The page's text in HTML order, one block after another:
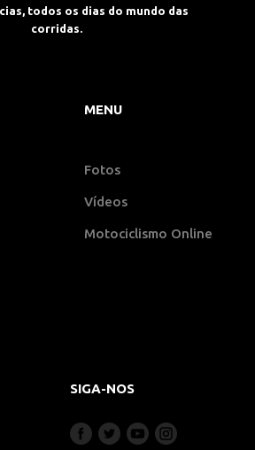
todos os dias do mundo das
corridas.
MENU
Fotos
Vídeos
Motociclismo Online
SIGA-NOS